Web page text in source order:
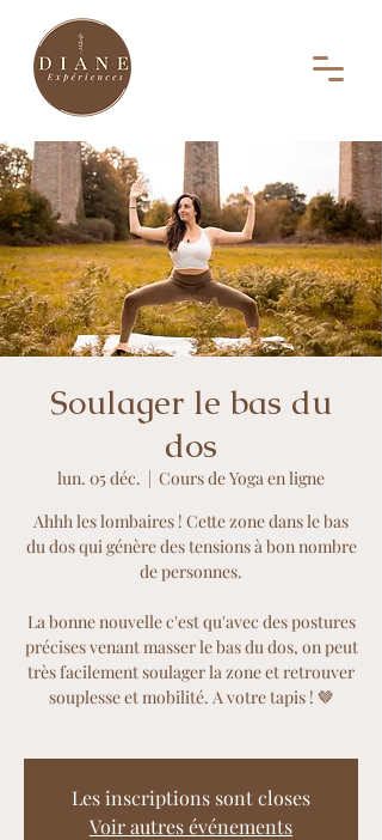
Soulager le bas du
dos
lun. 05 déc.
  |
Cours de Yoga en ligne
Ahhh les lombaires ! Cette zone dans le bas
du dos qui génère des tensions à bon nombre
de personnes.
La bonne nouvelle c'est qu'avec des postures
précises venant masser le bas du dos, on peut
très facilement soulager la zone et retrouver
souplesse et mobilité. A votre tapis ! 🤎
Les inscriptions sont closes
Voir autres événements